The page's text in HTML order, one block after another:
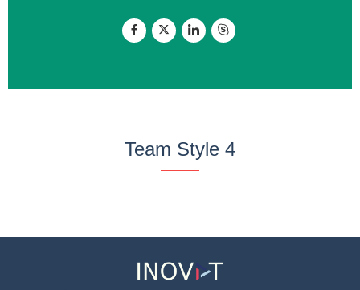
Team Style 4
Jane Doe
Founder